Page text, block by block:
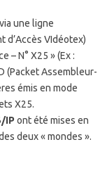
une ligne
d’Accès VIdéotex)
– N° X25 » (Ex :
(Packet Assembleur-
émis en mode
X25.
IP ont été mises en
deux « mondes ».